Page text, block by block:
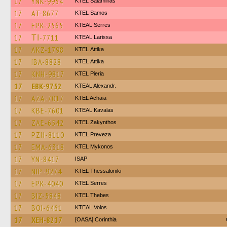
17 AT-8677 KTEL Samos
17 EPK-2565 KTEAL Serres
17 ΤΙ-7711 KTEAL Larissa
17 AKZ-1798 KΤΕL Αttika
17 IBA-8828 KΤΕL Αttika
17 KNH-9817 KTEL Pieria
17 EBK-9752 KTEAL Alexandr.
17 AZA-7017 KTEL Achaia
17 KBE-7601 KTEAL Kavalas
17 ZAE-6542 KTEL Zakynthos
17 PZH-8110 KTEL Preveza
17 EMA-6318 KTEL Mykonos
17 YN-8417 ISAP
17 NIP-9274 KTEL Thessaloniki
17 EPK-4040 KTEL Serres
17 BIZ-5848 KTEL Thebes
17 BOI-6461 KTEAL Volos
17 XEH-8217 [OASA] Corinthia